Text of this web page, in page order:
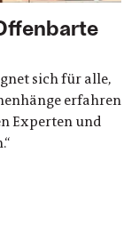
sich für alle,
erfahren
Experten und